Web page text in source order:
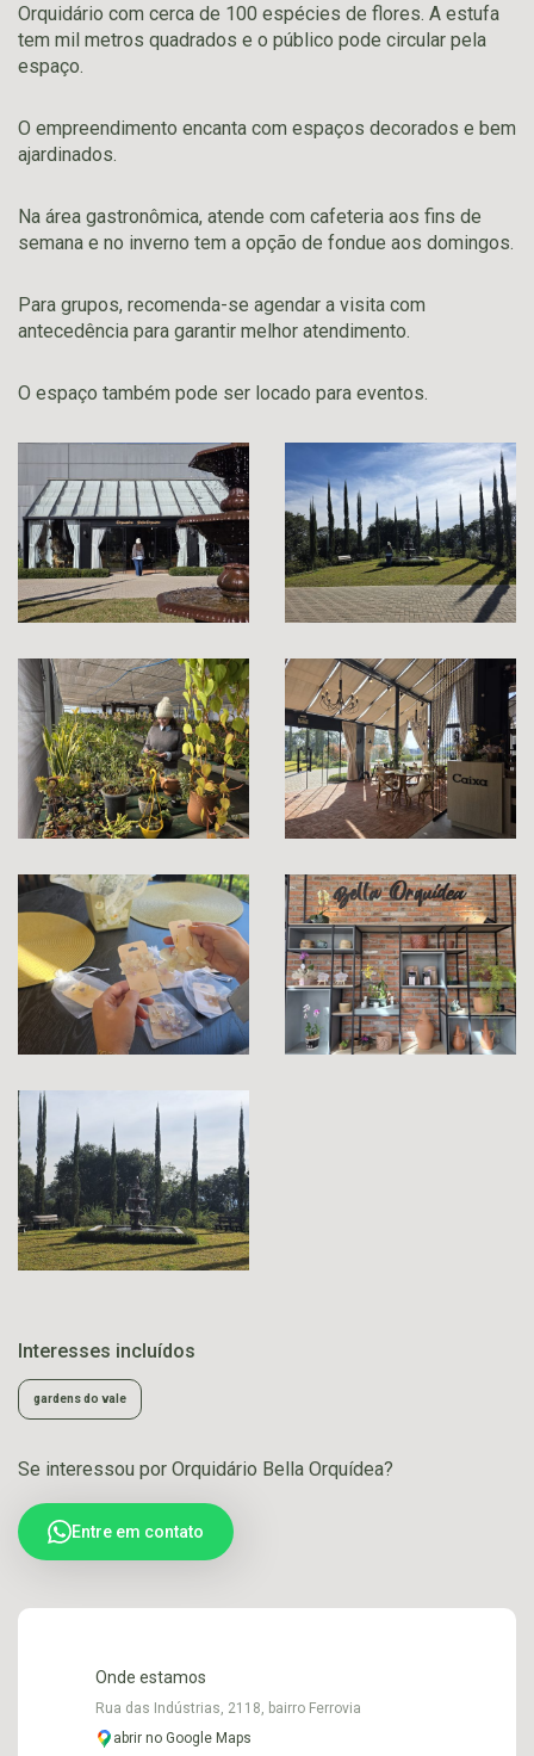
Orquidário com cerca de 100 espécies de flores. A estufa
tem mil metros quadrados e o público pode circular pela
espaço.
O empreendimento encanta com espaços decorados e bem
ajardinados.
Na área gastronômica, atende com cafeteria aos fins de
semana e no inverno tem a opção de fondue aos domingos.
Para grupos, recomenda-se agendar a visita com
antecedência para garantir melhor atendimento.
O espaço também pode ser locado para eventos.
Interesses incluídos
gardens do vale
Se interessou por Orquidário Bella Orquídea?
Entre em contato
Onde estamos
Rua das Indústrias, 2118, bairro Ferrovia
abrir no Google Maps